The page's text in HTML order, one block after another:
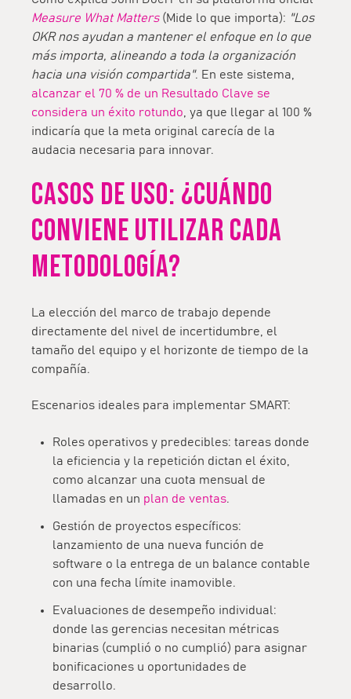
Measure What Matters(Mide lo que importa): "Los
OKR nos ayudan a mantener el enfoque en lo que
más importa, alineando a toda la organización
hacia una visión compartida". En este sistema,
alcanzar el 70 % de un Resultado Clave se
considera un éxito rotundo , ya que llegar al 100 %
indicaría que la meta original carecía de la
audacia necesaria para innovar.
CASOS DE USO: ¿CUÁNDO
CONVIENE UTILIZAR CADA
METODOLOGÍA?
La elección del marco de trabajo depende
directamente del nivel de incertidumbre, el
tamaño del equipo y el horizonte de tiempo de la
compañía.
Escenarios ideales para implementar SMART:
Roles operativos y predecibles: tareas donde
la eficiencia y la repetición dictan el éxito,
como alcanzar una cuota mensual de
llamadas en un plan de ventas.
Gestión de proyectos específicos:
lanzamiento de una nueva función de
software o la entrega de un balance contable
con una fecha límite inamovible.
Evaluaciones de desempeño individual:
donde las gerencias necesitan métricas
binarias (cumplió o no cumplió) para asignar
bonificaciones u oportunidades de
desarrollo.